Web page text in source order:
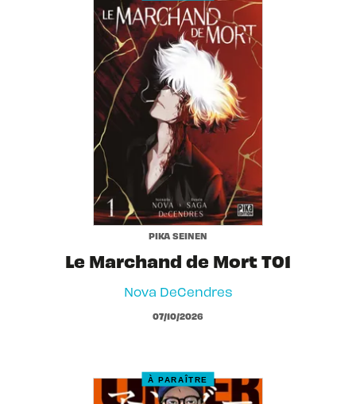
PIKA SEINEN
Le Marchand de Mort T01
Nova DeCendres
07/10/2026
À PARAÎTRE